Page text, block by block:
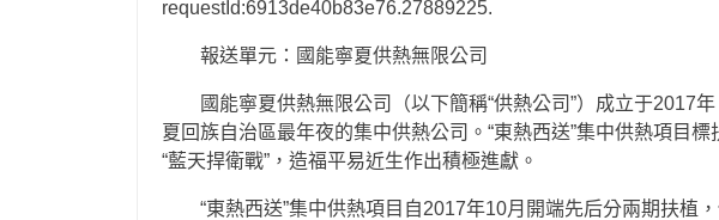
requestId:6913de40b83e76.27889225.
報送單元：國能寧夏供熱無限公司
國能寧夏供熱無限公司（以下簡稱“供熱公司”）成立于2017
夏回族自治區最年夜的集中供熱公司。“東熱西送”集中供熱項目
“藍天捍衛戰”，造福平易近生作出積極進獻。
“東熱西送”集中供熱項目自2017年10月開端先后分兩期扶植